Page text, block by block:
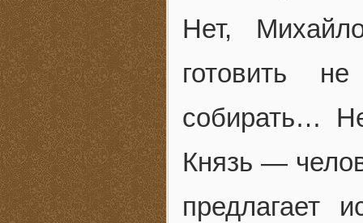
Нет,
готовить
собирать…
Князь —
предлагает